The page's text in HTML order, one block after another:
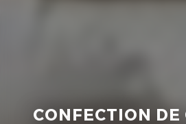
CONFECTION DE